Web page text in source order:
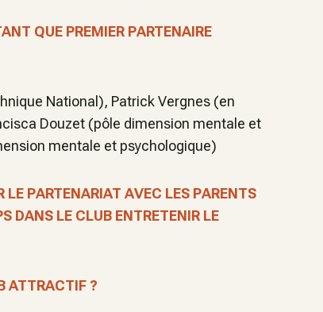
QUE PREMIER PARTENAIRE
National), Patrick Vergnes (en
Douzet (pôle dimension mentale et
mentale et psychologique)
LE PARTENARIAT AVEC LES PARENTS
DANS LE CLUB ENTRETENIR LE
ATTRACTIF ?